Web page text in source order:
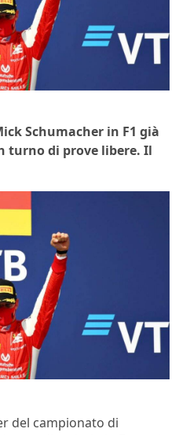
Schumacher in F1 già
turno di prove libere. Il
del campionato di